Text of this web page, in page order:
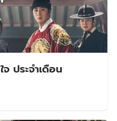
ประจำเดือน